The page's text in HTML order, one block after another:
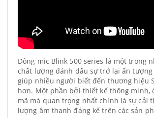
Dòng mic Blink 500 series là một trong
chất lượng đánh dấu sự trở lại ấn
giúp nhiều người biết đến thương hiệu
hơn. Một phần bởi thiết kế thông minh,
mã mà quan trọng nhất chính là sự cải
lượng âm thanh đáng kể trên các sản